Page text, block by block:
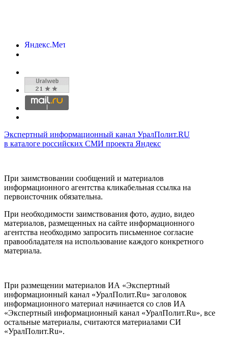
Экспертный информационный канал УралПолит.RU
в каталоге российских СМИ проекта Яндекс
При заимствовании сообщений и материалов
информационного агентства кликабельная ссылка на
первоисточник обязательна.
При необходимости заимствования фото, аудио, видео
материалов, размещенных на сайте информационного
агентства необходимо запросить письменное согласие
правообладателя на использование каждого конкретного
материала.
При размещении материалов ИА «Экспертный
информационный канал «УралПолит.Ru» заголовок
информационного материал начинается со слов ИА
«Экспертный информационный канал «УралПолит.Ru», все
остальные материалы, считаются материалами СИ
«УралПолит.Ru».